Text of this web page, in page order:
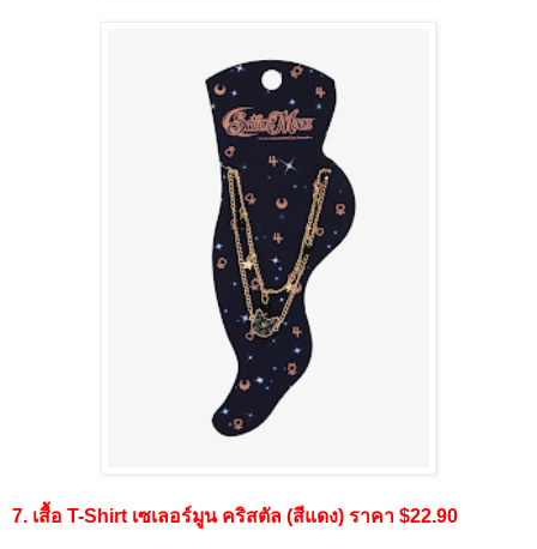
7. เสื้อ T-Shirt เซเลอร์มูน คริสตัล (สีแดง) ราคา $22.90